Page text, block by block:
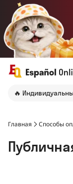
🔥
Главная Способы